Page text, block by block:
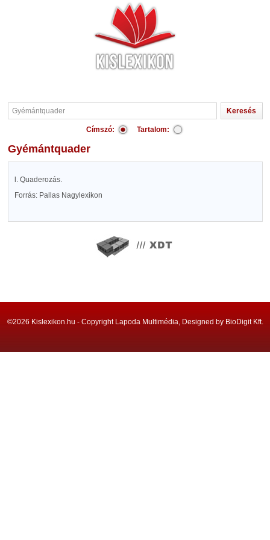
Címszó: Tartalom:
Gyémántquader
l. Quaderozás.
Forrás: Pallas Nagylexikon
©2026 Kislexikon.hu - Copyright Lapoda Multimédia, Designed by BioDigit Kft.